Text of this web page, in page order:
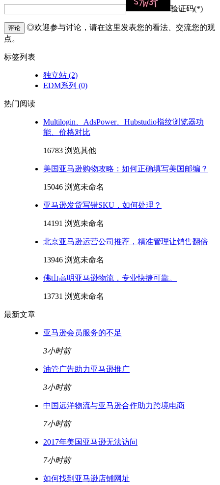
验证码(*)
评论
◎欢迎参与讨论，请在这里发表您的看法、交流您的观
点。
标签列表
独立站 (2)
EDM系列 (0)
热门阅读
Multilogin、AdsPower、Hubstudio指纹浏览器功
能、价格对比
16783 浏览其他
美国亚马逊购物攻略：如何正确填写美国邮编？
15046 浏览未命名
亚马逊发货写错SKU，如何处理？
14191 浏览未命名
北京亚马逊运营公司推荐，精准管理让销售翻倍
13946 浏览未命名
佛山高明亚马逊物流，专业快捷可靠。
13731 浏览未命名
最新文章
亚马逊会员服务的不足
3小时前
油管广告助力亚马逊推广
3小时前
中国远洋物流与亚马逊合作助力跨境电商
7小时前
2017年美国亚马逊无法访问
7小时前
如何找到亚马逊店铺网址